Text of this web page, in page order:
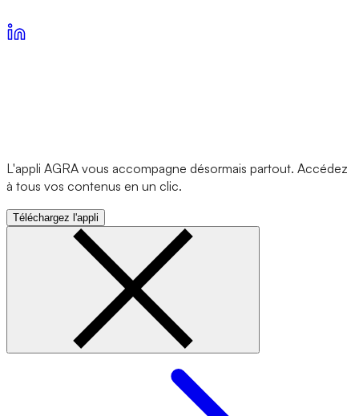
L'appli AGRA vous accompagne désormais partout. Accédez
à tous vos contenus en un clic.
Téléchargez l'appli